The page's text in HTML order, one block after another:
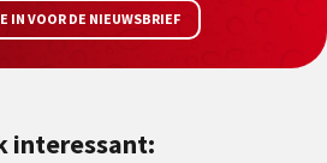
IN VOOR DE NIEUWSBRIEF
interessant: